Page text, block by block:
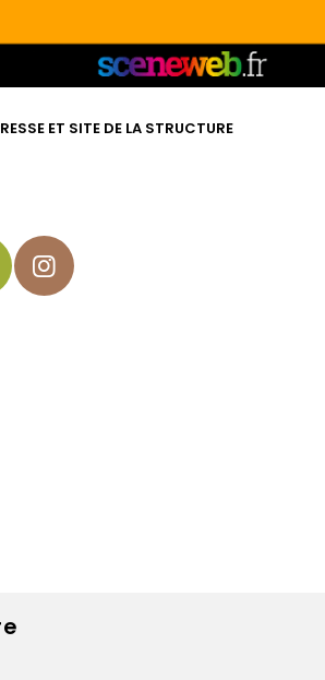
ET SITE DE LA STRUCTURE